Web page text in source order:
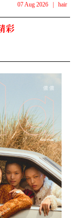
07 Aug 2026 | hair
彩